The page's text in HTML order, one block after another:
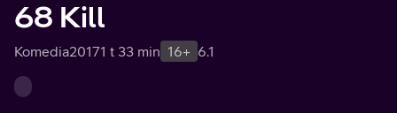
68 Kill
Komedia20171 t 33 min 16+ 6.1